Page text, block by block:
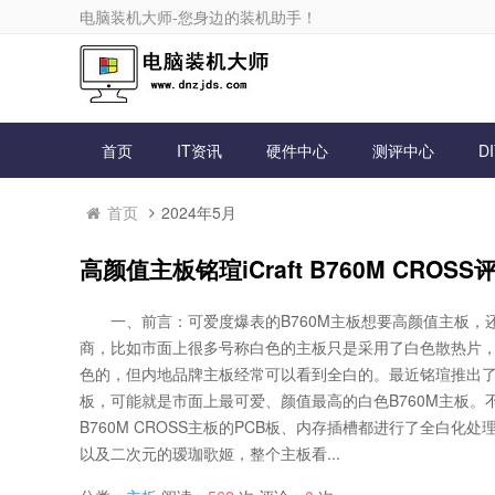
电脑装机大师-您身边的装机助手！
首页 IT资讯 硬件中心 测评中心
首页 2024年5月
高颜值主板铭瑄iCraft B760M CROSS
一、前言：可爱度爆表的B760M主板想要高颜值主板，
商，比如市面上很多号称白色的主板只是采用了白色散热片
色的，但内地品牌主板经常可以看到全白的。最近铭瑄推出
板，可能就是市面上最可爱、颜值最高的白色B760M主板。
B760M CROSS主板的PCB板、内存插槽都进行了全白化处
以及二次元的瑷珈歌姬，整个主板看...